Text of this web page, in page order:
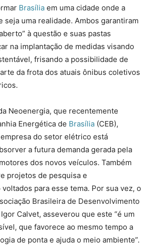
Brasília em uma cidade onde a
uma realidade. Ambos garantiram
à questão e suas pastas
na implantação de medidas visando
frisando a possibilidade de
da frota dos atuais ônibus coletivos
Neoenergia, que recentemente
Energética de Brasília (CEB),
do setor elétrico está
a futura demanda gerada pela
dos novos veículos. Também
projetos de pesquisa e
para esse tema. Por sua vez, o
Brasileira de Desenvolvimento
Igor Calvet, asseverou que este “é um
que favorece ao mesmo tempo a
de ponta e ajuda o meio ambiente”.